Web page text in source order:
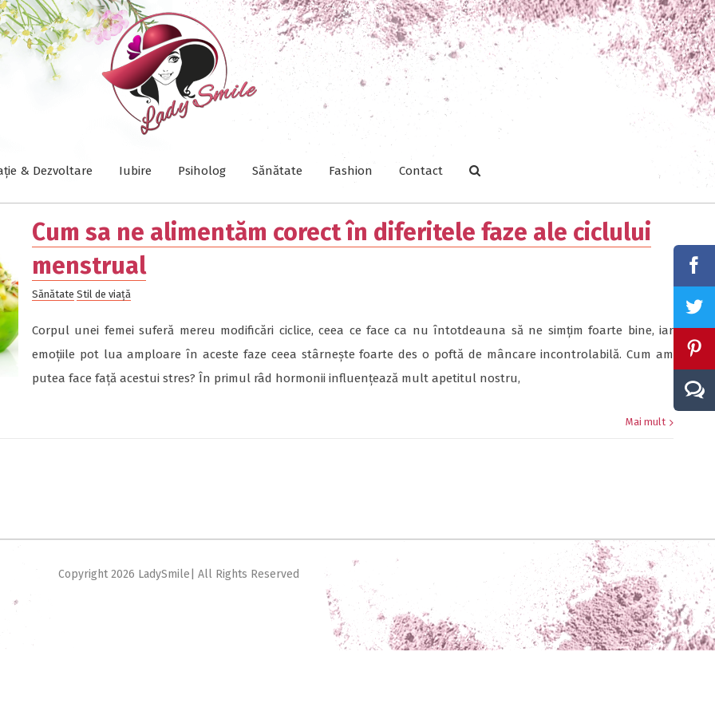
& Dezvoltare Iubire Psiholog Sănătate Fashion Contact
Cum sa ne alimentăm corect în diferitele faze ale ciclului
menstrual
Sănătate Stil de viață
Corpul unei femei suferă mereu modificări ciclice, ceea ce face ca nu întotdeauna să ne simțim foarte bine, iar
emoțiile pot lua amploare în aceste faze ceea stârnește foarte des o poftă de mâncare incontrolabilă. Cum am
putea face față acestui stres? În primul râd hormonii influențează mult apetitul nostru,
Mai mult
Copyright2026 LadySmile| All Rights Reserved